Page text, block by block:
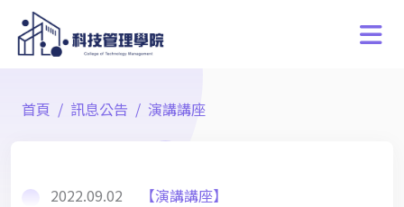
首頁 訊息公告 演講講座
2022.09.02 【演講講座】